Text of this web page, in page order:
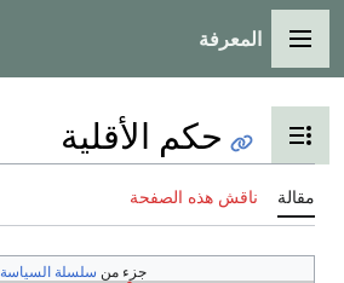
القائمة الرئيسية
المعرفة
تبديل عرض جدول المحتويات
حكم الأقلية
مقالة ناقش هذه الصفحة
جزء من سلسلة السياسة